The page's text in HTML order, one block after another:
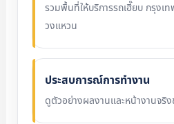
รวมพื้นที่ให้บริการรถเฮี๊ยบ กรุงเ
วงแหวน
ประสบการณ์การทำงาน
ดูตัวอย่างผลงานและหน้างานจริ